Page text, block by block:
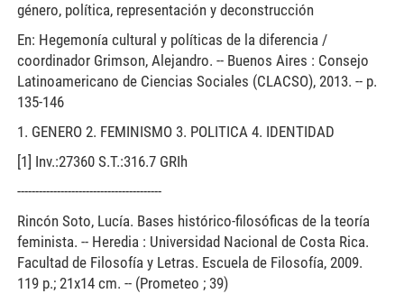
género, política, representación y deconstrucción
En: Hegemonía cultural y políticas de la diferencia /
coordinador Grimson, Alejandro. -- Buenos Aires : Consejo
Latinoamericano de Ciencias Sociales (CLACSO), 2013. -- p.
135-146
1. GENERO 2. FEMINISMO 3. POLITICA 4. IDENTIDAD
[1] Inv.:27360 S.T.:316.7 GRIh
----------------------------------------
Rincón Soto, Lucía. Bases histórico-filosóficas de la teoría
feminista. -- Heredia : Universidad Nacional de Costa Rica.
Facultad de Filosofía y Letras. Escuela de Filosofía, 2009.
119 p.; 21x14 cm. -- (Prometeo ; 39)